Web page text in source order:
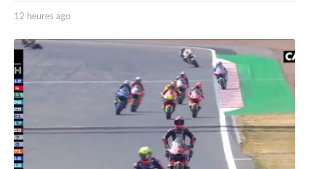
12 heures ago
h
r
g